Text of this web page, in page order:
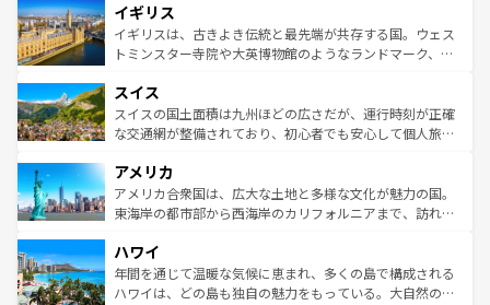
いる。シャンパンの発祥地であるランス、プロヴァンスの
香り高いラベンダー畑など、多彩な楽しみ方が可能だ。さ
らに、パリ以外の地域にも魅力が溢れており、どの街角に
れる地方に足を運ぶとそれぞれで全く異なる文化を体験で
きるだろう。 なお、新着のフランス情報はコンテンツ一覧
を参照してほしい。
顔を持つこの国は、どこを歩いても飽きることがない。ベ
ルリンの文化的活気、バイエルン州のアルプスの絶景、そ
してライン川沿いのワイン畑といった風景は必見。ビール
は、お酒好きな人にはぜひ体験してほしい。 なお、新着の
ドイツ情報はコンテンツ一覧を参照してほしい。
イギリス
イギリスは、古きよき伝統と最先端が共存する国。ウェス
トミンスター寺院や大英博物館のようなランドマーク、歴
リアごとに異なる魅力がある。また、優雅なアフタヌーン
ティー、ビール好きにはたまらない英国パブ、サッカー観
戦など、本場だからこそできる体験も豊富。イギリスを旅
ンツ一覧を参照してほしい。
スイス
スイスの国土面積は九州ほどの広さだが、運行時刻が正確
な交通網が整備されており、初心者でも安心して個人旅行
の建物がそのまま残る町や、スイスならではのユニークな
博物館もあり、アルプス観光だけでなく町歩きも満喫する
ことができる。国民の所得が高いため物価も高いが、旅行
ば市内交通費無料で観光を楽しむこともできる。 なお、新
着のスイス情報はコンテンツ一覧 を参照してほしい。
アメリカ
アメリカ合衆国は、広大な土地と多様な文化が魅力の国。
東海岸の都市部から西海岸のカリフォルニアまで、訪れる
のような巨大都市は、観光、ショッピング、エンターテイ
ンメントが詰まった刺激的なスポットだ。一方、アメリカ
西部には大自然が広がり、グランドキャニオンやイエロー
ハワイ
年間を通じて温暖な気候に恵まれ、多くの島で構成される
ハワイは、どの島も独自の魅力をもっている。大自然の神